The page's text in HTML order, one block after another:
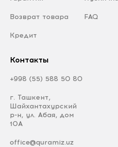
Возврат товара
Кредит
FAQ
Контакты
+998 (55) 588 50 80
г. Ташкент,
Шайхантахурский
р-н, ул. Абая, дом
10А
office@quramiz.uz